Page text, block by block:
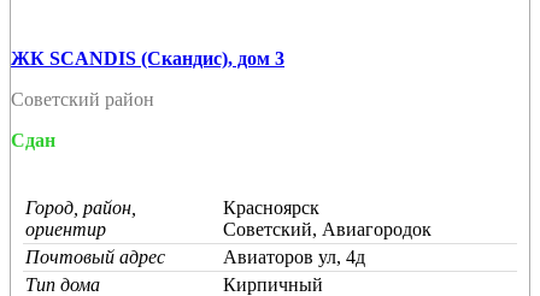
ЖК SCANDIS (Скандис), дом 3
Советский район
Сдан
Город, район,
ориентир
Красноярск
Советский, Авиагородок
Почтовый адрес
Авиаторов ул, 4д
Тип дома
Кирпичный